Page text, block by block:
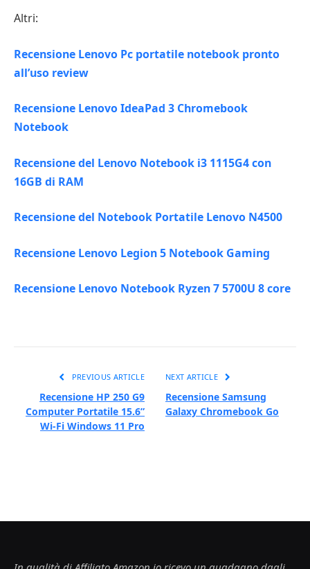
Altri:
Recensione Lenovo Pc portatile notebook pronto
all’uso review
Recensione Lenovo IdeaPad 3 Chromebook
Notebook
Recensione del Lenovo Notebook i3 1115G4 con
16GB di RAM
Recensione del Notebook Portatile Lenovo N4500
Recensione Lenovo Legion 5 Notebook Gaming
Recensione Lenovo Notebook Ryzen 7 5700U 8 core
PREVIOUS ARTICLE
Recensione HP 250 G9
Computer Portatile 15.6”
Wi-Fi Windows 11 Pro
NEXT ARTICLE
Recensione Samsung
Galaxy Chromebook Go